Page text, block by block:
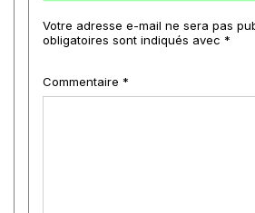
Votre adresse e-mail ne sera pas
obligatoires sont indiqués avec *
Commentaire *